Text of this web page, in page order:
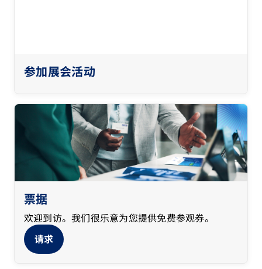
参加展会活动
票据
欢迎到访。我们很乐意为您提供免费参观券。
请求